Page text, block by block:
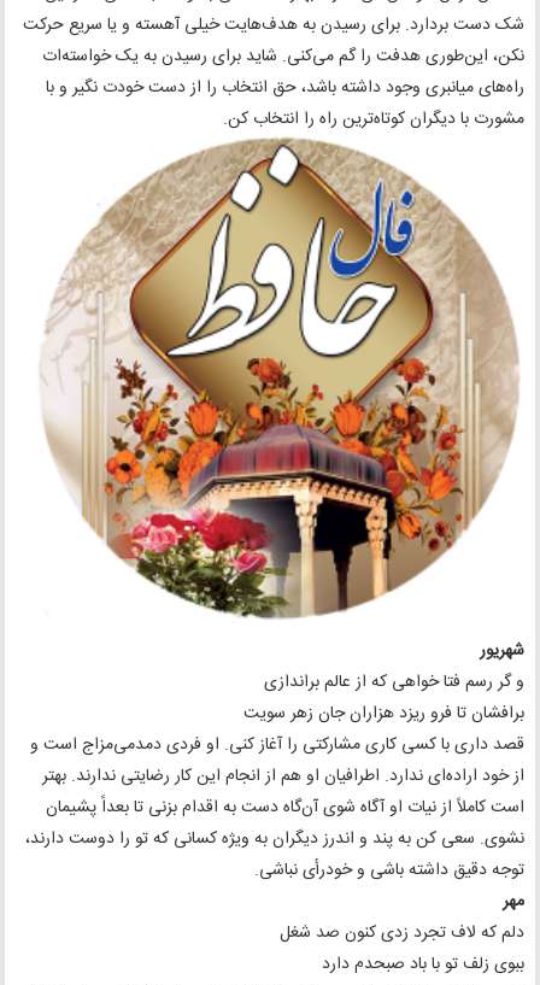
شک دست بردارد. برای رسیدن به هدف‌هایت خیلی آهسته و یا سریع حرکت
نکن، این‌طوری هدفت را گم می‌کنی. شاید برای رسیدن به یک خواسته‌ات
راه‌های میانبری وجود داشته باشد، حق انتخاب را از دست خودت نگیر و با
مشورت با دیگران کوتاه‌ترین راه را انتخاب کن.
شهریور
و گر رسم فتا خواهی که از عالم براندازی
برافشان تا فرو ریزد هزاران جان زهر سویت
قصد داری با کسی کاری مشارکتی را آغاز کنی. او فردی دمدمی‌مزاج است و
از خود اراده‌ای ندارد. اطرافیان او هم از انجام این کار رضایتی ندارند. بهتر
است کاملاً از نیات او آگاه شوی آن‌گاه دست به اقدام بزنی تا بعداً پشیمان
نشوی. سعی کن به پند و اندرز دیگران به ویژه کسانی که تو را دوست دارند،
توجه دقیق داشته باشی و خودرأی نباشی.
مهر
دلم که لاف تجرد زدی کنون صد شغل
ببوی زلف تو با باد صبحدم دارد